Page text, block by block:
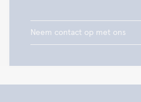
Neem contact op met ons